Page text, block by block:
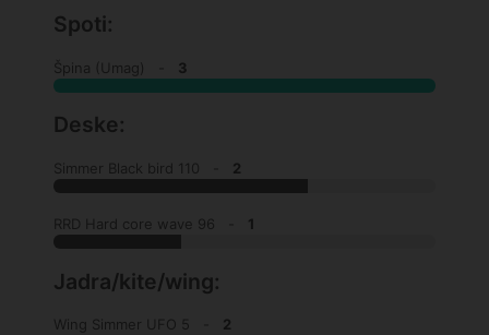
Spoti:
Špina (Umag) - 3
Deske:
Simmer Black bird 110 - 2
RRD Hard core wave 96 - 1
Jadra/kite/wing:
Wing Simmer UFO 5 - 2